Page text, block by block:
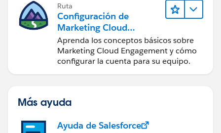
Ruta
Configuración de
Marketing Cloud
Engagement
Aprenda los conceptos básicos sobre
Marketing Cloud Engagement y cómo
configurar la cuenta para su equipo.
Más ayuda
Ayuda de Salesforce